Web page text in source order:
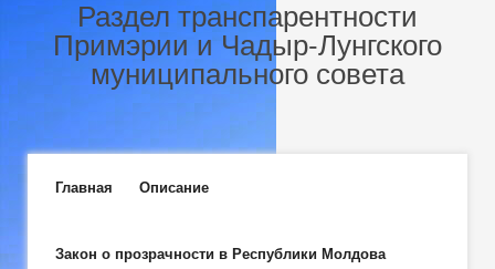
Раздел транспарентности
Примэрии и Чадыр-Лунгского
муниципального совета
Главное меню
Главная Описание
Закон о прозрачности в Республики Молдова